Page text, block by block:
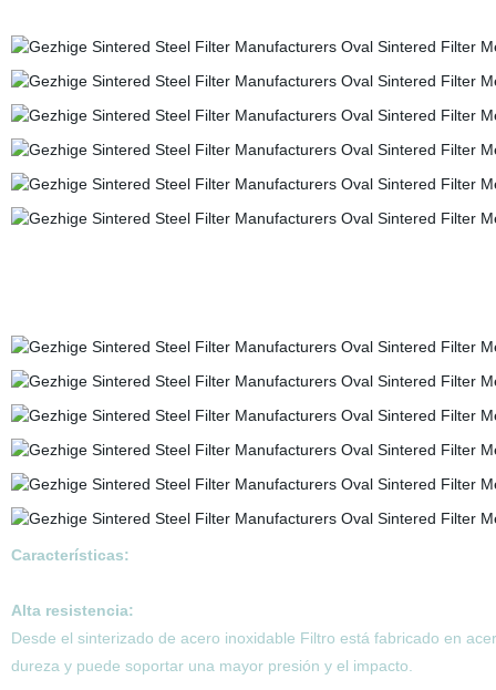
Características:
Alta resistencia:
Desde el sinterizado de acero inoxidable Filtro está fabricado en
dureza y puede soportar una mayor presión y el impacto.